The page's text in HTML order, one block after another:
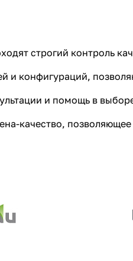
строгий контроль
конфигураций,
и помощь в
качество,